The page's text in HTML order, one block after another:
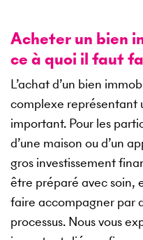
Acheter un bien
ce à quoi il faut
L’achat d’un bien
complexe représentant
important. Pour les
d’une maison ou d’un
gros investissement
être préparé avec soin,
faire accompagner par
processus. Nous vous